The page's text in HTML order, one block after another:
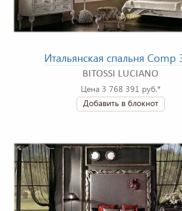
Итальянская спальня Comp
BITOSSI LUCIANO
Цена 3 768 391 руб.*
Добавить в блокнот